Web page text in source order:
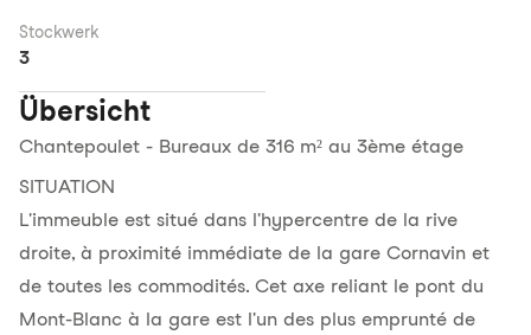
Stockwerk
3
Übersicht
Chantepoulet - Bureaux de 316 m² au 3ème étage
SITUATION
L'immeuble est situé dans l'hypercentre de la rive
droite, à proximité immédiate de la gare Cornavin et
de toutes les commodités. Cet axe reliant le pont du
Mont-Blanc à la gare est l'un des plus emprunté de